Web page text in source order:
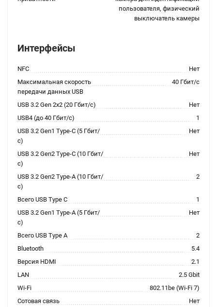
пользователя, физический
выключатель камеры
Интерфейсы
NFC
Нет
Максимальная скорость
передачи данных USB
40 Гбит/с
USB 3.2 Gen 2x2 (20 Гбит/с)
Нет
USB4 (до 40 Гбит/с)
1
USB 3.2 Gen1 Type-C (5 Гбит/
с)
Нет
USB 3.2 Gen2 Type-C (10 Гбит/
с)
Нет
USB 3.2 Gen2 Type-A (10 Гбит/
с)
2
Всего USB Type C
1
USB 3.2 Gen1 Type-A (5 Гбит/
с)
Нет
Всего USB Type A
2
Bluetooth
5.4
Версия HDMI
2.1
LAN
2.5 Gbit
Wi-Fi
802.11be (Wi-Fi 7)
Сотовая связь
Нет